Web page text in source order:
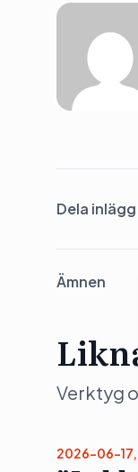
Dela inlägg
Ämnen
Verktyg
2026-06-